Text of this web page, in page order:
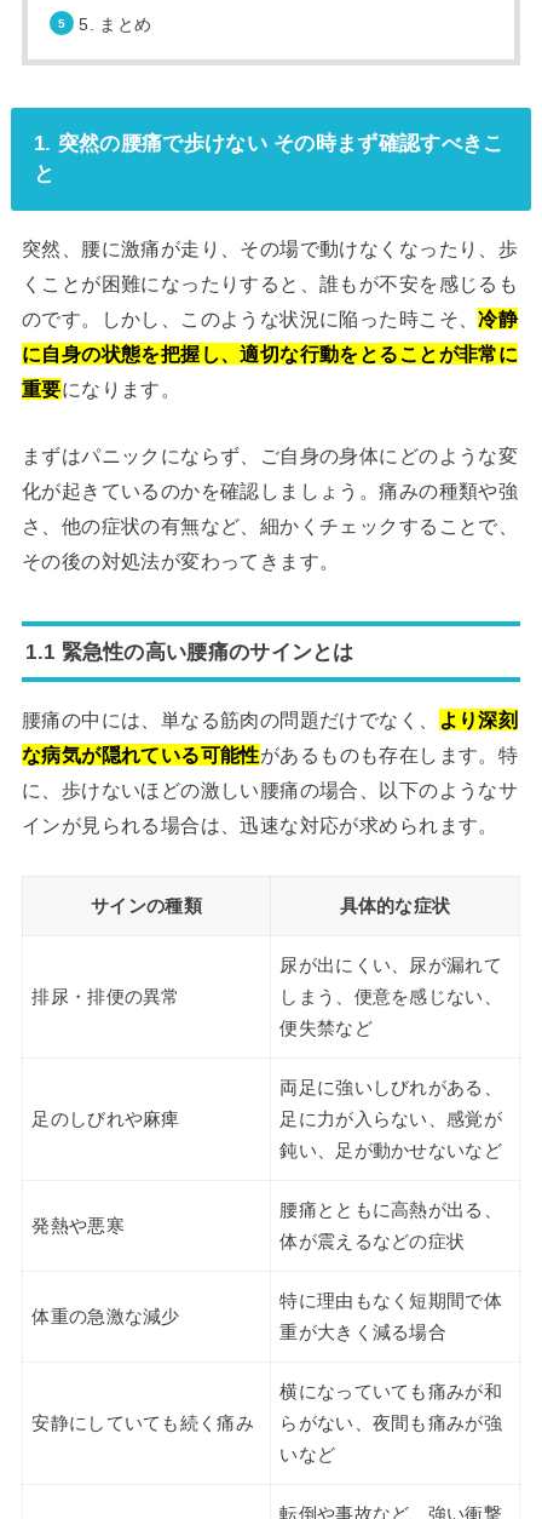
5. まとめ
1. 突然の腰痛で歩けない その時まず確認すべきこ
と
突然、腰に激痛が走り、その場で動けなくなったり、歩
くことが困難になったりすると、誰もが不安を感じるも
のです。しかし、このような状況に陥った時こそ、冷静
に自身の状態を把握し、適切な行動をとることが非常に
重要になります。
まずはパニックにならず、ご自身の身体にどのような変
化が起きているのかを確認しましょう。痛みの種類や強
さ、他の症状の有無など、細かくチェックすることで、
その後の対処法が変わってきます。
1.1 緊急性の高い腰痛のサインとは
腰痛の中には、単なる筋肉の問題だけでなく、
より深刻
な病気が隠れている可能性があるものも存在します。特
に、歩けないほどの激しい腰痛の場合、以下のようなサ
インが見られる場合は、迅速な対応が求められます。
サインの種類 具体的な症状
排尿・排便の異常
尿が出にくい、尿が漏れて
しまう、便意を感じない、
便失禁など
足のしびれや麻痺
両足に強いしびれがある、
足に力が入らない、感覚が
鈍い、足が動かせないなど
発熱や悪寒
腰痛とともに高熱が出る、
体が震えるなどの症状
体重の急激な減少
特に理由もなく短期間で体
重が大きく減る場合
安静にしていても続く痛み
横になっていても痛みが和
らがない、夜間も痛みが強
いなど
転倒や事故など、強い衝撃